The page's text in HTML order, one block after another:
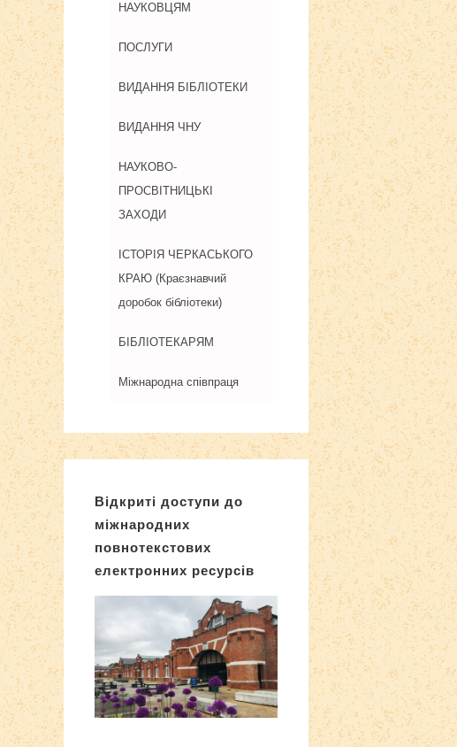
НАУКОВЦЯМ
ПОСЛУГИ
ВИДАННЯ БІБЛІОТЕКИ
ВИДАННЯ ЧНУ
НАУКОВО-
ПРОСВІТНИЦЬКІ
ЗАХОДИ
ІСТОРІЯ ЧЕРКАСЬКОГО
КРАЮ (Краєзнавчий
доробок бібліотеки)
БІБЛІОТЕКАРЯМ
Міжнародна співпраця
Відкриті доступи до
міжнародних
повнотекстових
електронних ресурсів